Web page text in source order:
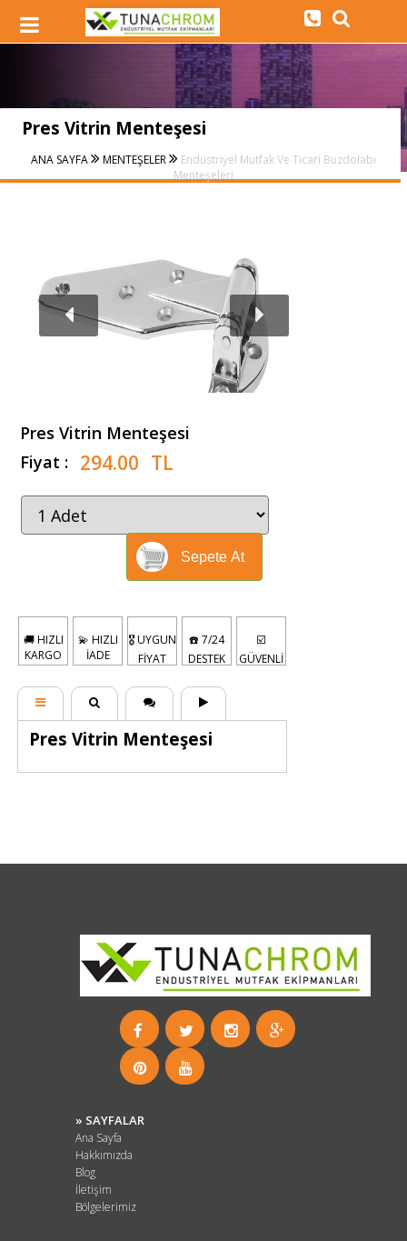
Pres Vitrin Menteşesi
ANA SAYFA MENTEŞELER
Endüstriyel Mutfak Ve Ticari Buzdolabı
Menteşeleri
Pres Vitrin Menteşesi
Fiyat : 294.00 TL
Sepete At
🚚 HIZLI
KARGO
💫 HIZLI
İADE
🎖️ UYGUN
FİYAT
☎️ 7/24
DESTEK
☑️
GÜVENLİ
Pres Vitrin Menteşesi
» SAYFALAR
Ana Sayfa
Hakkımızda
Blog
İletişim
Bölgelerimiz